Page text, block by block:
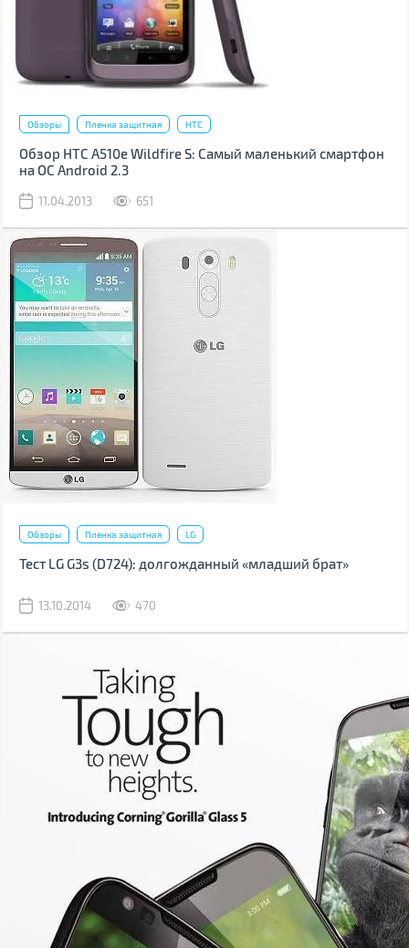
Обзоры Пленка защитная HTC
Обзор HTC A510e Wildfire S: Самый маленький смартфон
на ОС Android 2.3
11.04.2013 651
Обзоры Пленка защитная LG
Тест LG G3s (D724): долгожданный «младший брат»
13.10.2014 470